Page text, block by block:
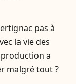
pas à
la vie des
a
malgré tout ?